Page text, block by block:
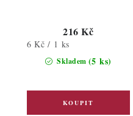
Skladem (5 ks)
216 Kč
Měrná
6 Kč / 1 ks